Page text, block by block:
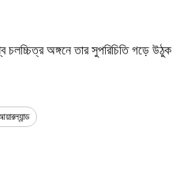
অঙ্গনে তার সুপরিচিতি গড়ে উঠুক